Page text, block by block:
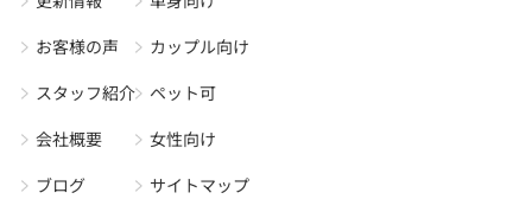
お客様の声
スタッフ紹介
会社概要
ブログ
カップル向け
ペット可
女性向け
サイトマップ